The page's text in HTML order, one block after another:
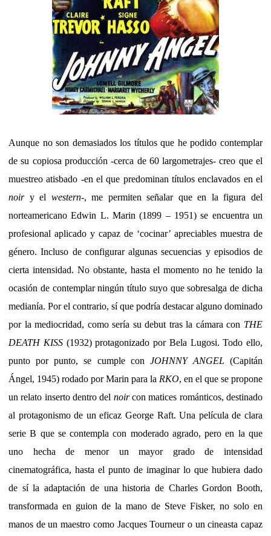
Aunque no son demasiados los títulos que he podido contemplar
de su copiosa producción -cerca de 60 largometrajes- creo que el
muestreo atisbado -en el que predominan títulos enclavados en el
noiry el western-, me permiten señalar que en la figura del
norteamericano Edwin L. Marin (1899 – 1951) se encuentra un
profesional aplicado y capaz de ‘cocinar’ apreciables muestra de
género. Incluso de configurar algunas secuencias y episodios de
cierta intensidad. No obstante, hasta el momento no he tenido la
ocasión de contemplar ningún título suyo que sobresalga de dicha
medianía. Por el contrario, sí que podría destacar alguno dominado
por la mediocridad, como sería su debut tras la cámara con THE
DEATH KISS(1932) protagonizado por Bela Lugosi. Todo ello,
punto por punto, se cumple con JOHNNY ANGEL (Capitán
Ángel, 1945) rodado por Marin para la RKO, en el que se propone
un relato inserto dentro del noircon matices románticos, destinado
al protagonismo de un eficaz George Raft. Una película de clara
serie B que se contempla con moderado agrado, pero en la que
uno hecha de menor un mayor grado de intensidad
cinematográfica, hasta el punto de imaginar lo que hubiera dado
de sí la adaptación de una historia de Charles Gordon Booth,
transformada en guion de la mano de Steve Fisker, no solo en
manos de un maestro como Jacques Tourneur o un cineasta capaz